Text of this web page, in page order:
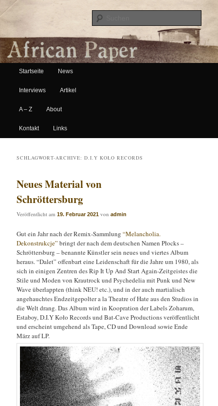
African Paper
Hauptmenü
Zum Inhalt wechseln
Zum sekundären Inhalt wechseln
Startseite News
Interviews Artikel
A – Z About
Kontakt Links
SCHLAGWORT-ARCHIVE:D.I.Y KOŁO RECORDS
Neues Material von
Schröttersburg
Veröffentlicht am19. Februar 2021 vonadmin
Gut ein Jahr nach der Remix-Sammlung“Melancholia.
Dekonstrukcje” bringt der nach dem deutschen Namen Płocks –
Schröttersburg – benannte Künstler sein neues und viertes Album
heraus. “Dalet” offenbart eine Leidenschaft für die Jahre um 1980, als
sich in einigen Zentren des Rip It Up And Start Again-Zeitgeistes die
Stile und Moden von Krautrock und Psychedelia mit Punk und New
Wave überlappten (think NEU! etc.), und in der auch martialisch
angehauchtes Endzeitgepolter a la Theatre of Hate aus den Studios in
die Welt drang. Das Album wird in Koopration der Labels Zoharum,
Estaboy, D.I.Y Koło Records und Bat-Cave Productions veröffentlicht
und erscheint umgehend als Tape, CD und Download sowie Ende
März auf LP.